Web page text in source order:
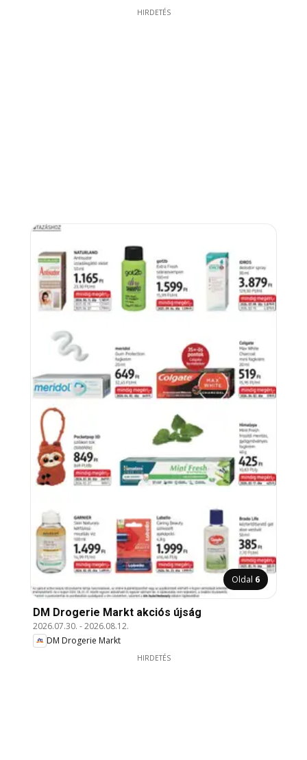
HIRDETÉS
Oldal 6
DM Drogerie Markt akciós újság
2026.07.30. -2026.08.12.
DM Drogerie Markt
HIRDETÉS